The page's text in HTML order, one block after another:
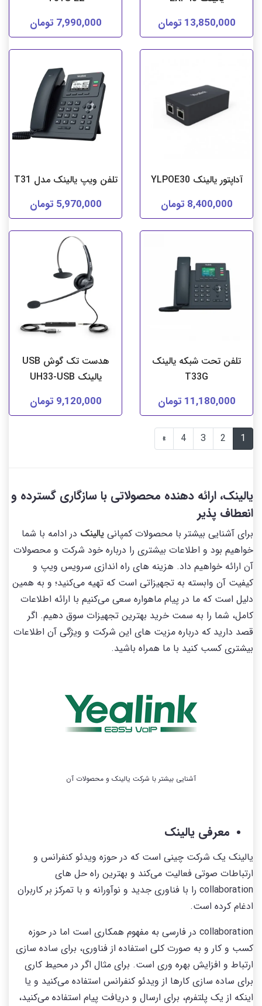
13,850,000 تومان 7,990,000 تومان
آداپتور یالینک YLPOE30
8,400,000 تومان
تلفن ویپ یالینک مدل T31
5,970,000 تومان
تلفن تحت شبکه یالینک
T33G
11,180,000 تومان
هدست تک گوش USB
یالینک UH33-USB
9,120,000 تومان
1
2
3
4
»
یالینک، ارائه دهنده محصولاتی با سازگاری گسترده و
انعطاف پذیر
برای آشنایی بیشتر با محصولات کمپانی یالینک در ادامه با شما
خواهیم بود و اطلاعات بیشتری را درباره خود شرکت و محصولات
آن ارائه خواهیم داد. هزینه های راه اندازی سرویس ویپ و
کیفیت آن وابسته به تجهیزاتی است که تهیه می‌کنید؛ و به همین
دلیل است که ما در پیام ماهواره سعی می‌کنیم با ارائه اطلاعات
کامل، شما را به سمت خرید بهترین تجهیزات سوق دهیم. اگر
قصد دارید که درباره مزیت های این شرکت و ویژگی آن اطلاعات
بیشتری کسب کنید با ما همراه باشید.
آشنایی بیشتر با شرکت یالینک و محصولات آن
معرفی یالینک
یالینک یک شرکت چینی است که در حوزه ویدئو کنفرانس و
ارتباطات صوتی فعالیت می‌کند و بهترین راه حل های
collaboration را با فناوری جدید و نوآورانه و با تمرکز بر کاربران
ادغام کرده است.
collaboration در فارسی به مفهوم همکاری است اما در حوزه
کسب و کار و به صورت کلی استفاده از فناوری، برای ساده سازی
ارتباط و افزایش بهره وری است. برای مثال اگر در محیط کاری
برای ساده سازی کارها از ویدئو کنفرانس استفاده می‌کنید و یا
اینکه از یک پلتفرم، برای ارسال و دریافت پیام استفاده می‌کنید،